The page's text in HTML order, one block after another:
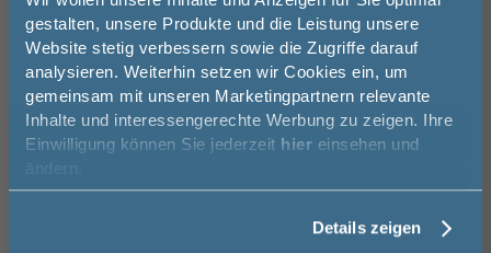
gestalten, unsere Produkte und die Leistung unsere
Website stetig verbessern sowie die Zugriffe darauf
analysieren. Weiterhin setzen wir Cookies ein, um
gemeinsam mit unseren Marketingpartnern relevante
Inhalte und interessengerechte Werbung zu zeigen. Ihre
Einwilligung können Sie jederzeit hier einsehen und
ändern.
Details zeigen
Grün getönt
319,00 €
Calmo Nova
319,00 €
Dual Plus
349,00 €
Wir beraten Sie gern.
03606 / 50 77 70
Unsere Ausstellung besuchen
1.079,00 €
Jetzt 50 € sparen!
Melde Sie sich hier zu unserem
Newsletter an und sparen Sie
50€* auf Ihre Bestellung!
Vorname